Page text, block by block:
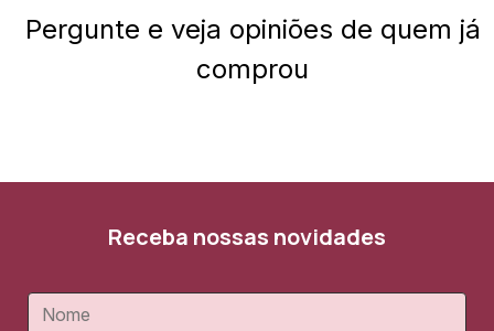
Pergunte e veja opiniões de quem já
comprou
Receba nossas novidades